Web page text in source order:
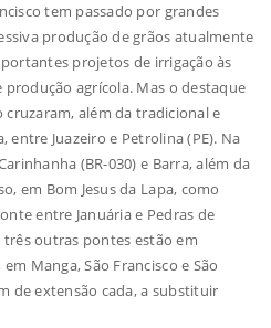
tem passado por grandes
produção de grãos atualmente
projetos de irrigação às
agrícola. Mas o destaque
além da tradicional e
Juazeiro e Petrolina (PE). Na
(BR-030) e Barra, além da
em Bom Jesus da Lapa, como
entre Januária e Pedras de
três outras pontes estão em
Manga, São Francisco e São
de extensão cada, a substituir